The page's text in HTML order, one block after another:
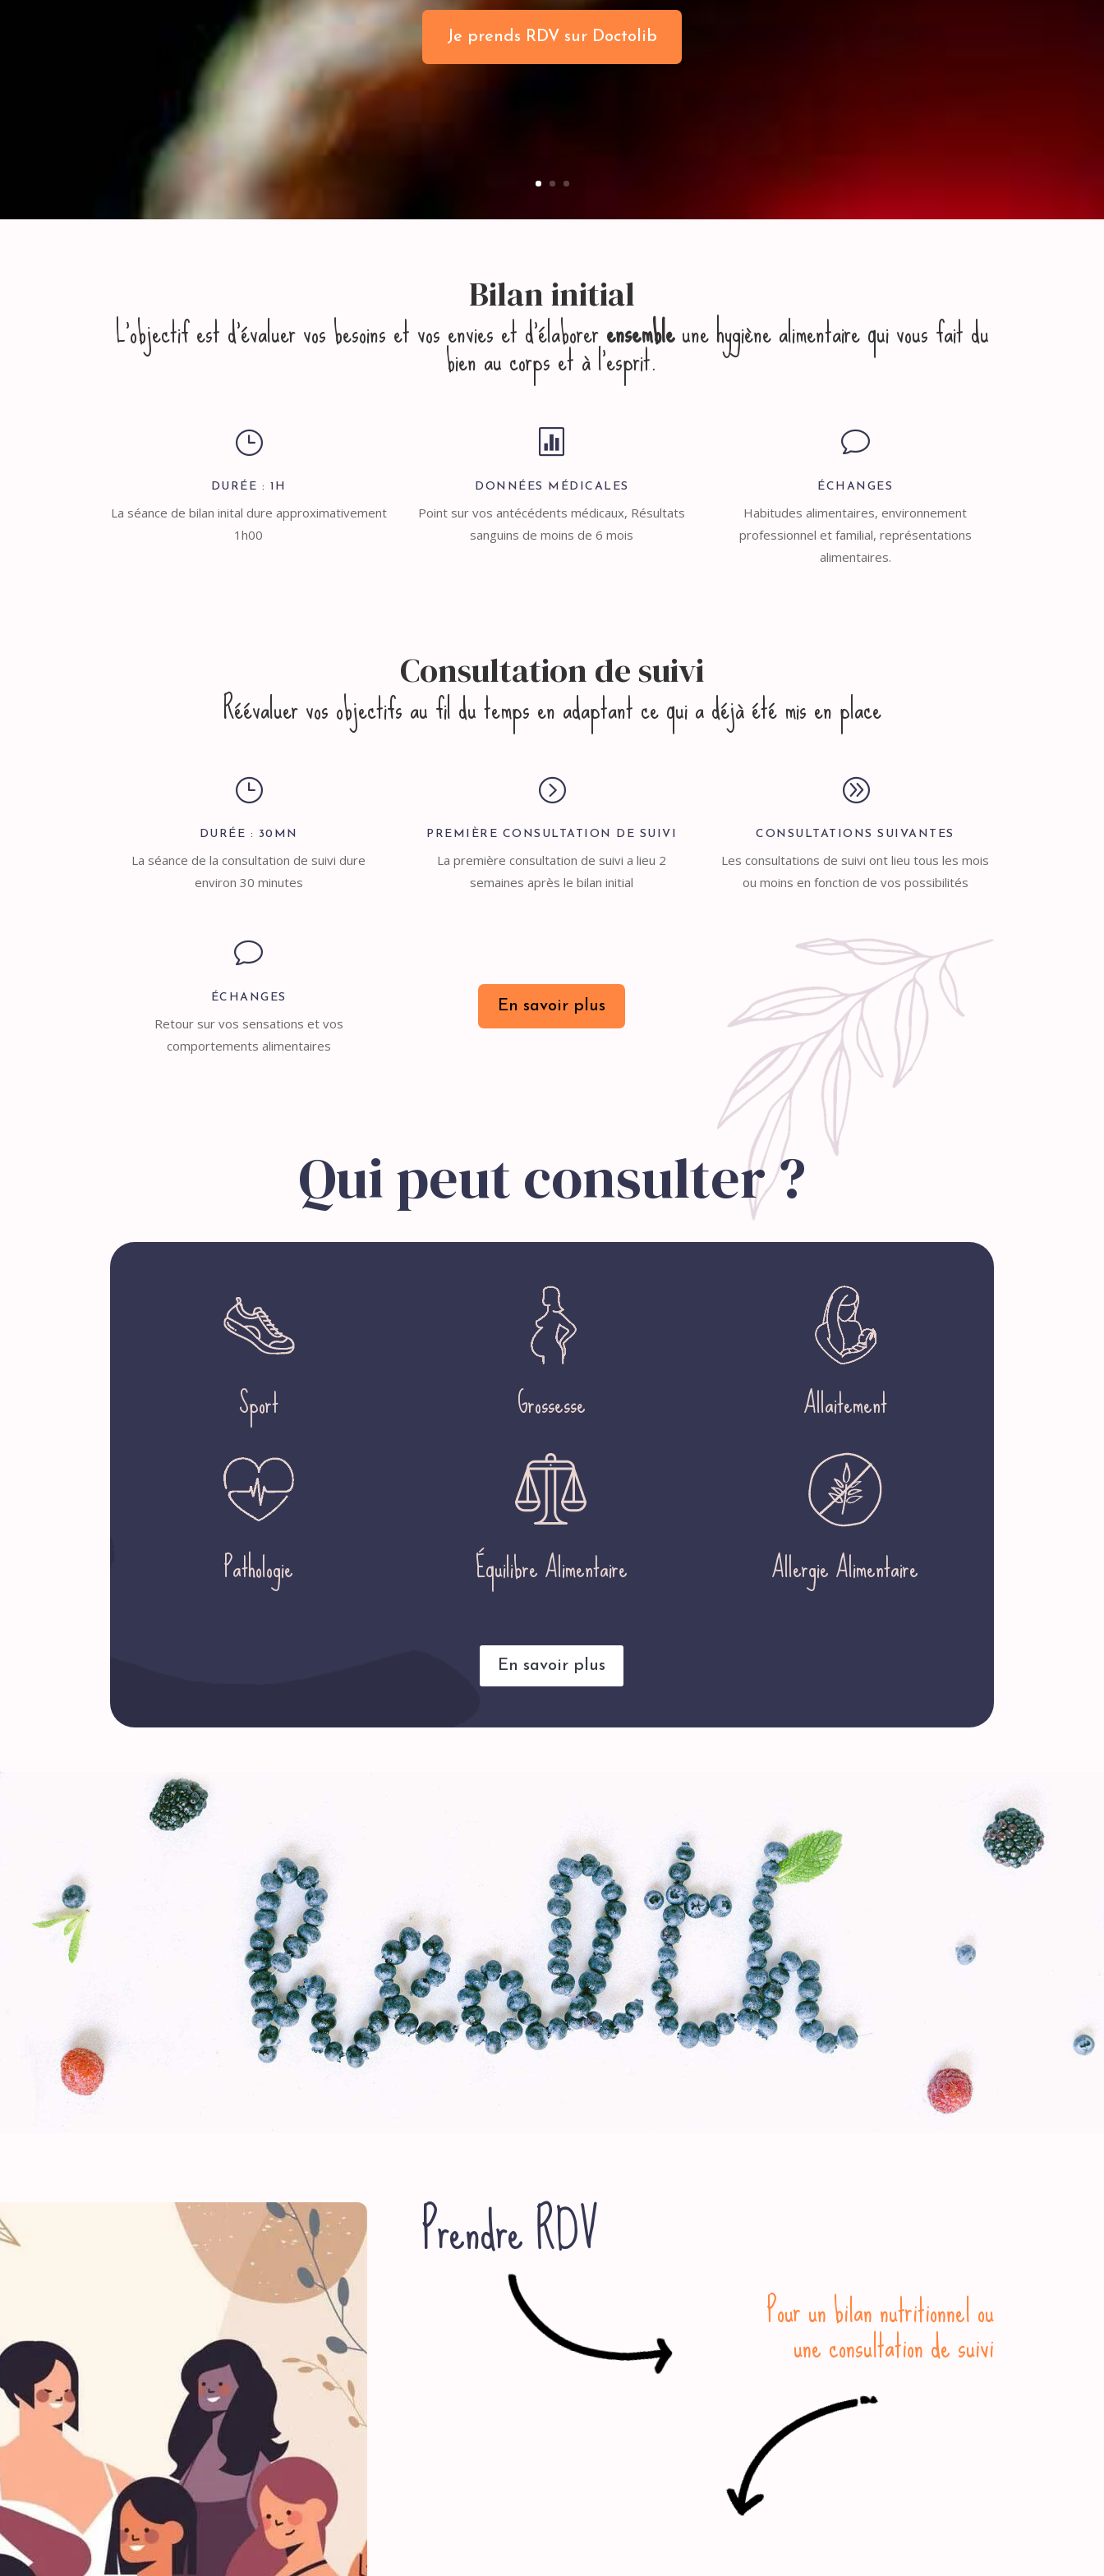
Je prends RDV sur Doctolib
Bilan initial
L’objectif est d’évaluer vos besoins et vos envies et d’élaborerensembleune hygiène alimentaire qui vous fait du
bien au corps et à l’esprit.
}
DURÉE : 1H
La séance de bilan inital dure approximativement
1h00

DONNÉES MÉDICALES
Point sur vos antécédents médicaux, Résultats
sanguins de moins de 6 mois
v
ÉCHANGES
Habitudes alimentaires, environnement
professionnel et familial, représentations
alimentaires.
Consultation de suivi
Réévaluer vos objectifs au fil du temps en adaptant ce qui a déjà été mis en place
}
DURÉE : 30MN
La séance de la consultation de suivi dure
environ 30 minutes
=
PREMIÈRE CONSULTATION DE SUIVI
La première consultation de suivi a lieu 2
semaines après le bilan initial
A
CONSULTATIONS SUIVANTES
Les consultations de suivi ont lieu tous les mois
ou moins en fonction de vos possibilités
v
ÉCHANGES
Retour sur vos sensations et vos
comportements alimentaires
En savoir plus
Qui peut consulter ?
Sport
Pathologie
Grossesse
Équilibre Alimentaire
En savoir plus
Allaitement
Allergie Alimentaire
Prendre RDV
Pour un bilan nutritionnel ou
une consultation de suivi